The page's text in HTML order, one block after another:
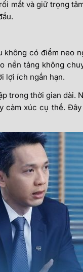
mắt và giữ trọng
không có điểm neo
tảng không
lợi ích ngắn hạn.
trong thời gian dài.
cảm xúc cụ thể.